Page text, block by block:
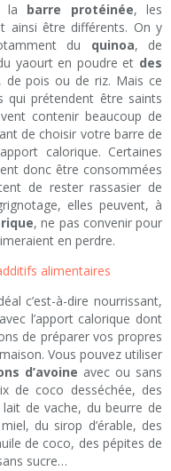
la barre protéinée, les
ainsi être différents. On y
du quinoa, de
yaourt en poudre et des
de pois ou de riz. Mais ce
qui prétendent être saints
contenir beaucoup de
de choisir votre barre de
calorique. Certaines
donc être consommées
de rester rassasier de
elles peuvent, à
, ne pas convenir pour
en perdre.
alimentaires
c’est-à-dire nourrissant,
l’apport calorique dont
de préparer vos propres
Vous pouvez utiliser
d’avoine avec ou sans
de coco desséchée, des
de vache, du beurre de
du sirop d’érable, des
de coco, des pépites de
sucre…